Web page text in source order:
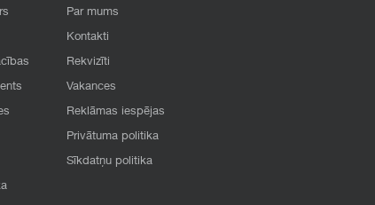
Par mums
Kontakti
Rekvizīti
Vakances
Reklāmas iespējas
Privātuma politika
Sīkdatņu politika